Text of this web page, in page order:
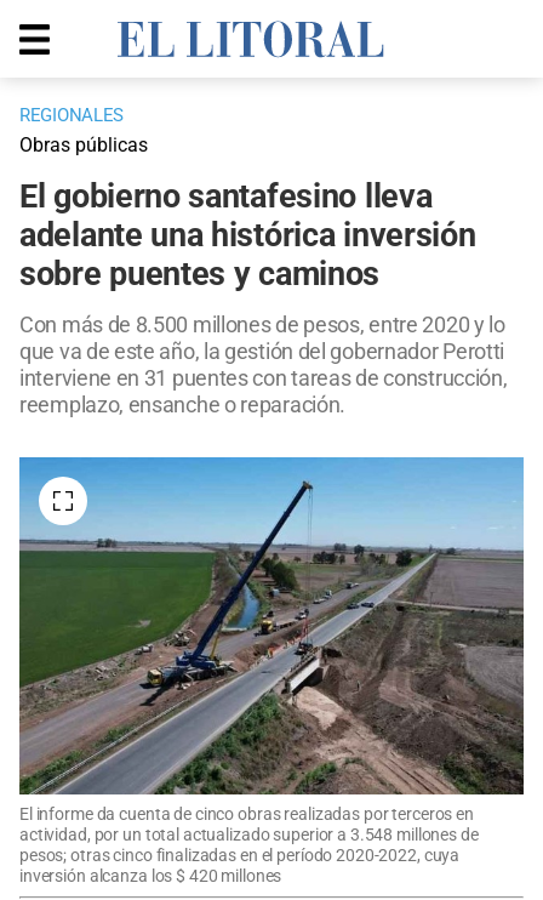
REGIONALES
Obras públicas
El gobierno santafesino lleva
adelante una histórica inversión
sobre puentes y caminos
Con más de 8.500 millones de pesos, entre 2020 y lo
que va de este año, la gestión del gobernador Perotti
interviene en 31 puentes con tareas de construcción,
reemplazo, ensanche o reparación.
El informe da cuenta de cinco obras realizadas por terceros en
actividad, por un total actualizado superior a 3.548 millones de
pesos; otras cinco finalizadas en el período 2020-2022, cuya
inversión alcanza los $ 420 millones